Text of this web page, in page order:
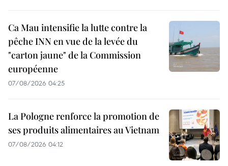
Ca Mau intensifie la lutte contre la
pêche INN en vue de la levée du
"carton jaune" de la Commission
européenne
07/08/2026 04:25
La Pologne renforce la promotion de
ses produits alimentaires au Vietnam
07/08/2026 04:12